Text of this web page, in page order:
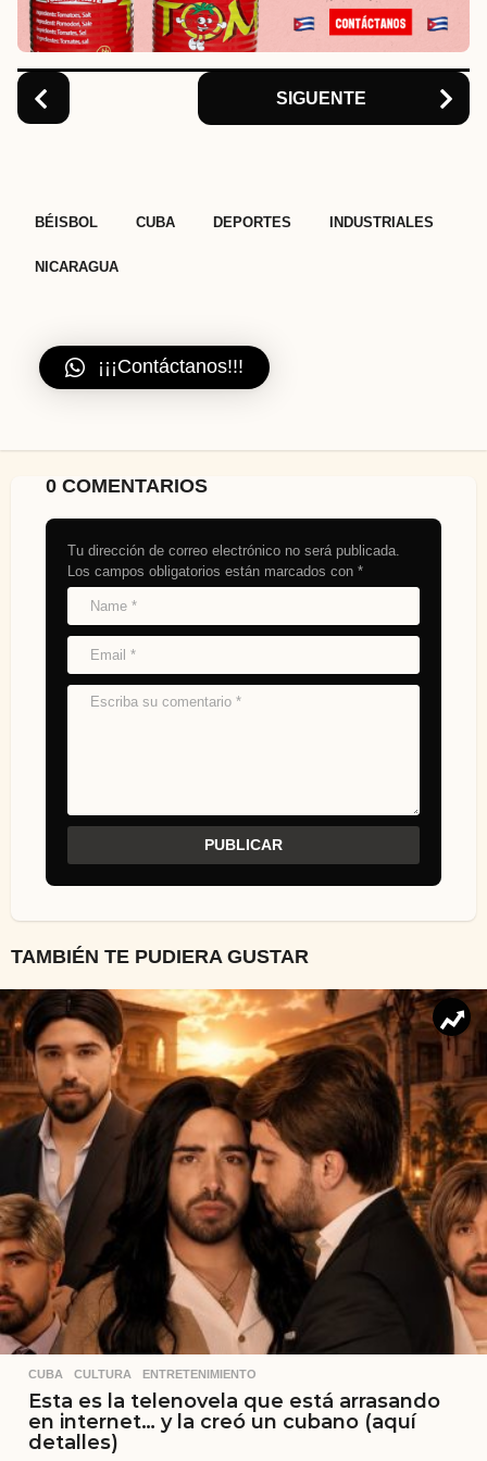
o
n
SIGUENTE
BÉISBOL CUBA DEPORTES INDUSTRIALES
NICARAGUA
¡¡¡Contáctanos!!!
0 COMENTARIOS
Tu dirección de correo electrónico no será publicada.
Los campos obligatorios están marcados con *
TAMBIÉN TE PUDIERA GUSTAR
CUBA ,CULTURA ,ENTRETENIMIENTO
Esta es la telenovela que está arrasando
en internet… y la creó un cubano (aquí
detalles)